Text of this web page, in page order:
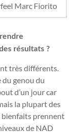
Marc Fiorito
résultats ?
très différents.
genou du
d’un jour car
la plupart des
bienfaits prennent
de NAD